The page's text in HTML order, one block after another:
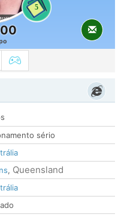
5
sério
, Queensland